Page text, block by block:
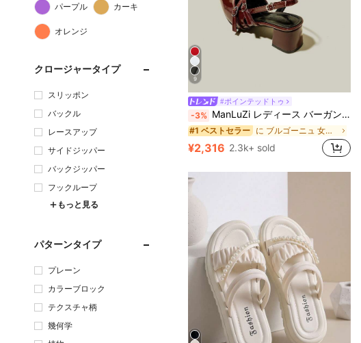
パープル カーキ
オレンジ
クロージャータイプ
スリッポン
バックル
レースアップ
サイドジッパー
バックジッパー
フックループ
もっと見る
パターンタイプ
プレーン
カラーブロック
テクスチャ柄
幾何学
9
#ポインテッドトゥ
-3% ManLuZi レディース バーガンディ ポインテッドトゥ シングルストラップ チャンキーヒール ハイヒールパンプス エレガント フォーマル スリングバックストラップ付き
#1 ベストセラー に ブルゴーニュ 女性用パンプス
¥2,316 2.3k+ sold